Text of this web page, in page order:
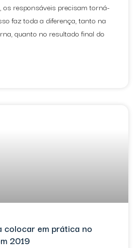
os responsáveis precisam torná-
faz toda a diferença, tanto na
quanto no resultado final do
colocar em prática no
2019